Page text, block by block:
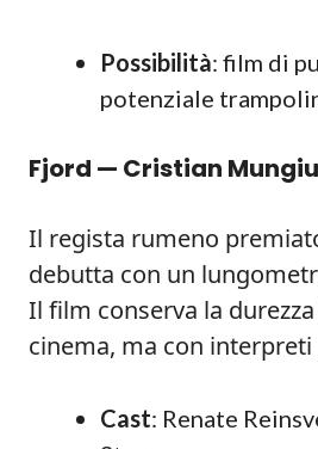
Possibilità: film di
potenziale
Fjord — Cristian Mungiu
Il regista rumeno
debutta con un
Il film conserva la
cinema, ma con
Cast: Renate